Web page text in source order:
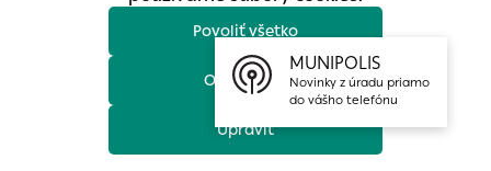
V posledných týždňoch zmenili kruhové objazdy v Prievidzi svoj
vzhľad. Ich rekonštrukcia a kvetinová výsadba je súčasťou
skultúrnenia verejných priestranstiev metropoly hornej Nitry.
Mesto k tomuto kroku pristúpilo aj napriek nedostatku
Medzi 35 miest na Slovensku, kam zavítal toto leto Bažant
Povoliť všetko
Odmietnuť
Upraviť
Viac informácií
MUNIPOLIS
Novinky z úradu priamo
do vášho telefónu